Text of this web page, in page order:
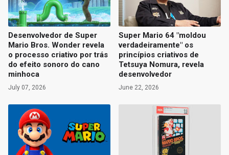
Desenvolvedor de Super
Mario Bros. Wonder revela
o processo criativo por trás
do efeito sonoro do cano
minhoca
July 07, 2026
Super Mario 64 "moldou
verdadeiramente" os
princípios criativos de
Tetsuya Nomura, revela
desenvolvedor
June 22, 2026